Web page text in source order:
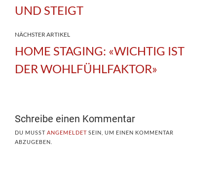
UND STEIGT
NÄCHSTER ARTIKEL
HOME STAGING: «WICHTIG IST
DER WOHLFÜHLFAKTOR»
Schreibe einen Kommentar
DU MUSST ANGEMELDET SEIN, UM EINEN KOMMENTAR
ABZUGEBEN.